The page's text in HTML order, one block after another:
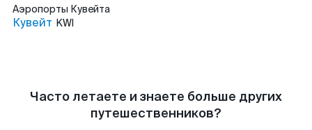
Аэропорты Кувейта
Кувейт KWI
Часто летаете и знаете больше других
путешественников?